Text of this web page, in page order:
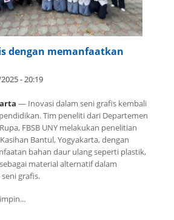
dengan memanfaatkan
- 20:19
— Inovasi dalam seni grafis kembali
Tim peneliti dari Departemen
FBSB UNY melakukan penelitian
Bantul, Yogyakarta, dengan
bahan daur ulang seperti plastik,
material alternatif dalam
grafis.